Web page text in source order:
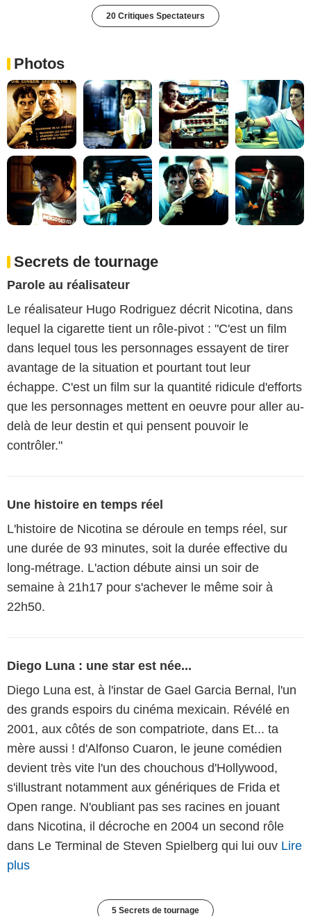
20 Critiques Spectateurs
Photos
Secrets de tournage
Parole au réalisateur
Le réalisateur Hugo Rodriguez décrit Nicotina, dans
lequel la cigarette tient un rôle-pivot : "C'est un film
dans lequel tous les personnages essayent de tirer
avantage de la situation et pourtant tout leur
échappe. C'est un film sur la quantité ridicule d'efforts
que les personnages mettent en oeuvre pour aller au-
delà de leur destin et qui pensent pouvoir le
contrôler."
Une histoire en temps réel
L'histoire de Nicotina se déroule en temps réel, sur
une durée de 93 minutes, soit la durée effective du
long-métrage. L'action débute ainsi un soir de
semaine à 21h17 pour s'achever le même soir à
22h50.
Diego Luna : une star est née...
Diego Luna est, à l'instar de Gael Garcia Bernal, l'un
des grands espoirs du cinéma mexicain. Révélé en
2001, aux côtés de son compatriote, dans Et... ta
mère aussi ! d'Alfonso Cuaron, le jeune comédien
devient très vite l'un des chouchous d'Hollywood,
s'illustrant notamment aux génériques de Frida et
Open range. N'oubliant pas ses racines en jouant
dans Nicotina, il décroche en 2004 un second rôle
dans Le Terminal de Steven Spielberg qui lui ouv Lire
plus
5 Secrets de tournage